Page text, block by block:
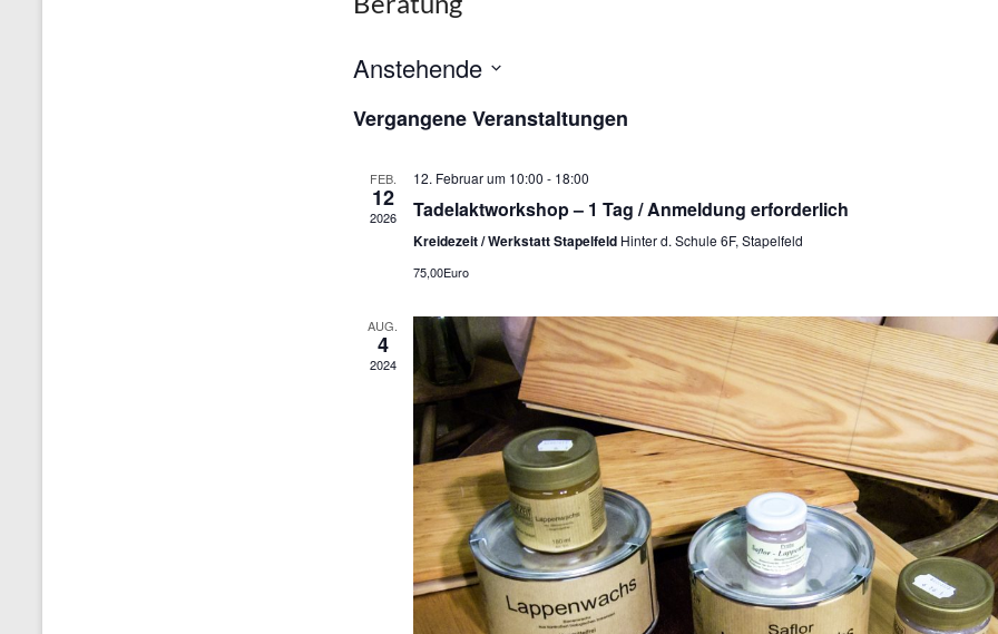
Anstehende
a
Vergangene Veranstaltungen
FEB.
12
2026
12. Februar um 10:00 - 18:00
Tadelaktworkshop – 1 Tag / Anmeldung erforderlich
Kreidezeit / Werkstatt Stapelfeld Hinter d. Schule 6F, Stapelfeld
75,00Euro
AUG.
4
2024